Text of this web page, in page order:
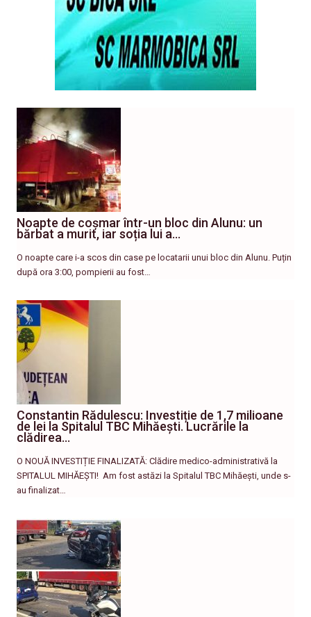
Noapte de coșmar într-un bloc din Alunu: un
bărbat a murit, iar soția lui a…
O noapte care i-a scos din case pe locatarii unui bloc din Alunu. Puțin
după ora 3:00, pompierii au fost…
Constantin Rădulescu: Investiție de 1,7 milioane
de lei la Spitalul TBC Mihăești. Lucrările la
clădirea…
O NOUĂ INVESTIȚIE FINALIZATĂ: Clădire medico-administrativă la
SPITALUL MIHĂEȘTI! ​ Am fost astăzi la Spitalul TBC Mihăești, unde s-
au finalizat…